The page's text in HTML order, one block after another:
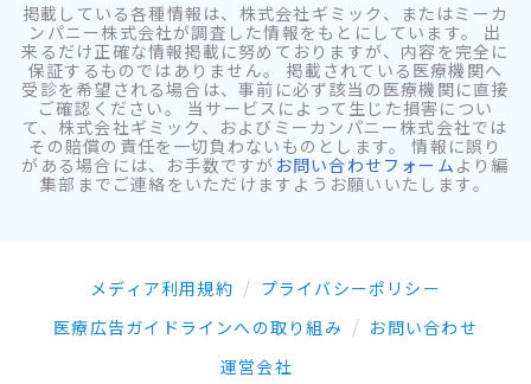
掲載している各種情報は、株式会社ギミック、またはミーカ
ンパニー株式会社が調査した情報をもとにしています。 出
来るだけ正確な情報掲載に努めておりますが、内容を完全に
保証するものではありません。 掲載されている医療機関へ
受診を希望される場合は、事前に必ず該当の医療機関に直接
ご確認ください。 当サービスによって生じた損害につい
て、株式会社ギミック、およびミーカンパニー株式会社では
その賠償の責任を一切負わないものとします。 情報に誤り
がある場合には、お手数ですが お問い合わせフォーム より編
集部までご連絡をいただけますようお願いいたします。
メディア利用規約
プライバシーポリシー
医療広告ガイドラインへの取り組み
お問い合わせ
運営会社